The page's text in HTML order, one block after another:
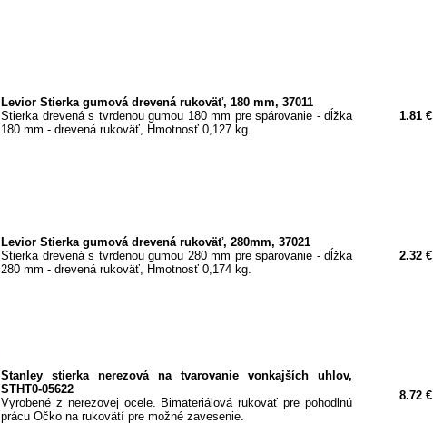
Levior Stierka gumová drevená rukoväť, 180 mm, 37011
Stierka drevená s tvrdenou gumou 180 mm pre spárovanie - dĺžka
180 mm - drevená rukoväť, Hmotnosť 0,127 kg.
1.81 €
Levior Stierka gumová drevená rukoväť, 280mm, 37021
Stierka drevená s tvrdenou gumou 280 mm pre spárovanie - dĺžka
280 mm - drevená rukoväť, Hmotnosť 0,174 kg.
2.32 €
Stanley stierka nerezová na tvarovanie vonkajších uhlov,
STHT0-05622
Vyrobené z nerezovej ocele. Bimateriálová rukoväť pre pohodlnú
prácu Očko na rukovätí pre možné zavesenie.
8.72 €